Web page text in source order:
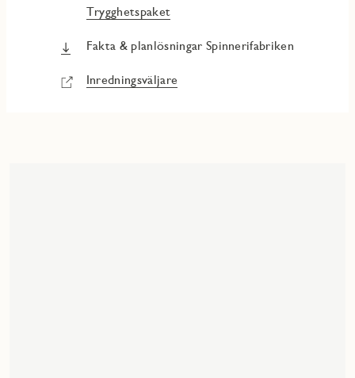
Trygghetspaket
Fakta & planlösningar Spinnerifabriken
Inredningsväljare